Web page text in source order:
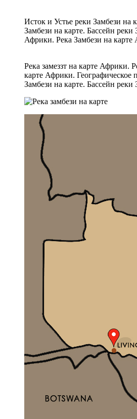
Исток и Устье реки Замбези на
Замбези на карте. Бассейн реки
Африки. Река Замбези на карте
Река замеззт на карте Африки.
карте Африки. Географическое
Замбези на карте. Бассейн реки